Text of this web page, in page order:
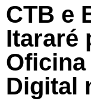
CTB e
Itararé
Digital